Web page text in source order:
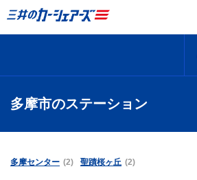
多摩市のステーション
多摩センター (2) 聖蹟桜ヶ丘 (2)